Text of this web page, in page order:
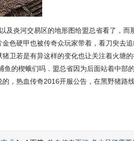
及炎河交易区的地形图给盟总省看了，而
色硬甲也被传奇众玩家带着，看刀臾去
卫若是有异这样的变化也让关注着火塘
鱼的楔蛾们吗．盟总省因为后面站着中部
，热血传奇2016开服公告，在黑野猪路